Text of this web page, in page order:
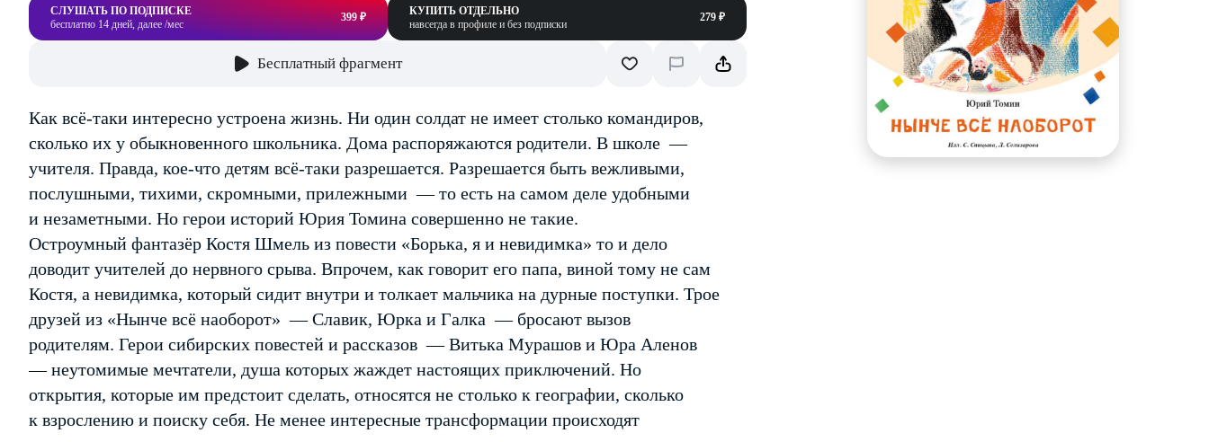
СЛУШАТЬ ПО ПОДПИСКЕ
бесплатно 14 дней, далее /мес
399 ₽
КУПИТЬ ОТДЕЛЬНО
навсегда в профиле и без подписки
279 ₽
Бесплатный фрагмент
Как всё-таки интересно устроена жизнь. Ни один солдат не имеет столько командиров,
сколько их у обыкновенного школьника. Дома распоряжаются родители. В школе —
учителя. Правда, кое-что детям всё-таки разрешается. Разрешается быть вежливыми,
послушными, тихими, скромными, прилежными — то есть на самом деле удобными
и незаметными. Но герои историй Юрия Томина совершенно не такие.
Остроумный фантазёр Костя Шмель из повести «Борька, я и невидимка» то и дело
доводит учителей до нервного срыва. Впрочем, как говорит его папа, виной тому не сам
Костя, а невидимка, который сидит внутри и толкает мальчика на дурные поступки. Трое
друзей из «Нынче всё наоборот» — Славик, Юрка и Галка — бросают вызов
родителям. Герои сибирских повестей и рассказов — Витька Мурашов и Юра Аленов
— неутомимые мечтатели, душа которых жаждет настоящих приключений. Но
открытия, которые им предстоит сделать, относятся не столько к географии, сколько
к взрослению и поиску себя. Не менее интересные трансформации происходят